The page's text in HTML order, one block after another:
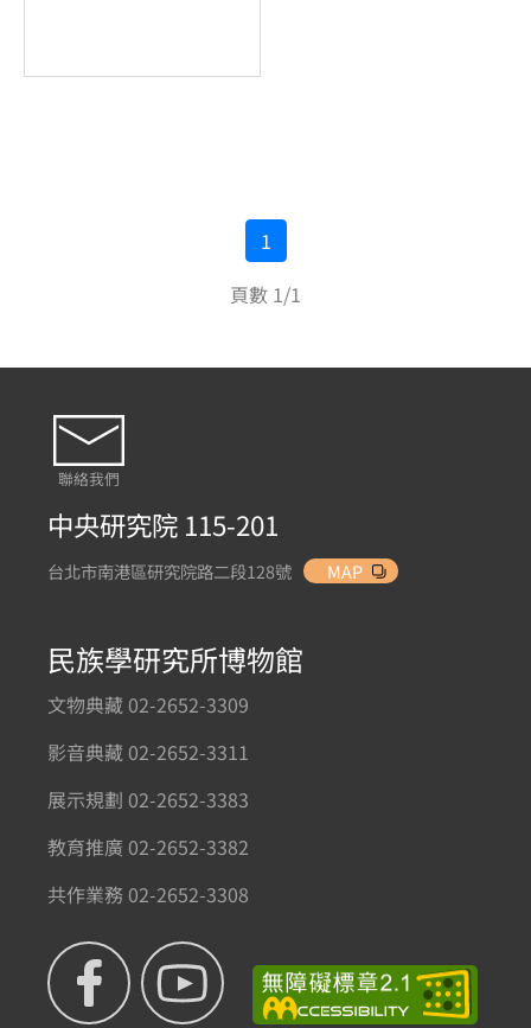
1
頁數 1/1
聯絡我們
中央研究院 115-201
台北市南港區研究院路二段128號 MAP
民族學研究所博物館
文物典藏 02-2652-3309
影音典藏 02-2652-3311
展示規劃 02-2652-3383
教育推廣 02-2652-3382
共作業務 02-2652-3308